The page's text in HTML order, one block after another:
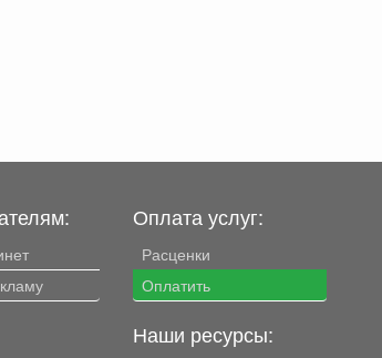
Оплата услуг:
Расценки
Оплатить
Наши ресурсы: